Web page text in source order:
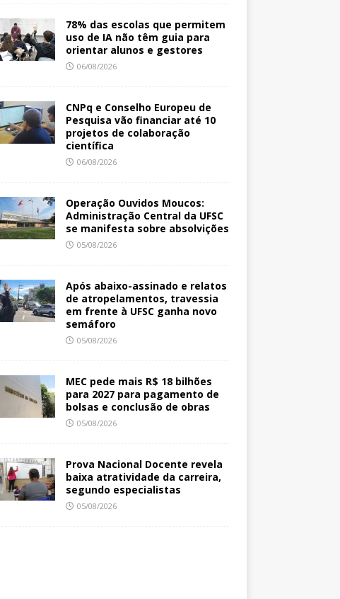
78% das escolas que permitem
uso de IA não têm guia para
orientar alunos e gestores
06/08/2026
CNPq e Conselho Europeu de
Pesquisa vão financiar até 10
projetos de colaboração
científica
06/08/2026
Operação Ouvidos Moucos:
Administração Central da UFSC
se manifesta sobre absolvições
05/08/2026
Após abaixo-assinado e relatos
de atropelamentos, travessia
em frente à UFSC ganha novo
semáforo
05/08/2026
MEC pede mais R$ 18 bilhões
para 2027 para pagamento de
bolsas e conclusão de obras
05/08/2026
Prova Nacional Docente revela
baixa atratividade da carreira,
segundo especialistas
05/08/2026